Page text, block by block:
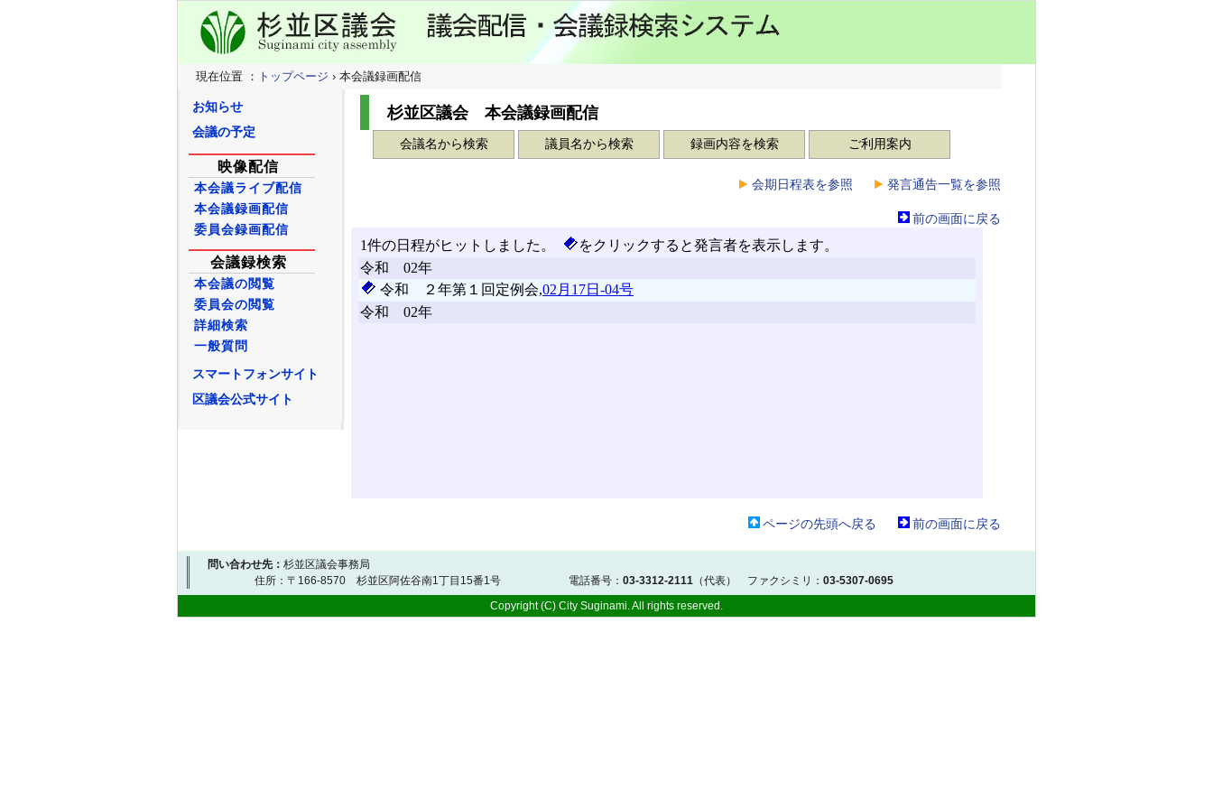
現在位置 ： トップページ › 本会議録画配信
杉並区議会 本会議録画配信
会議名から検索 議員名から検索 録画内容を検索 ご利用案内
会期日程表を参照 発言通告一覧を参照
前の画面に戻る
ページの先頭へ戻る 前の画面に戻る
お知らせ
会議の予定
映像配信
本会議ライブ配信
本会議録画配信
委員会録画配信
会議録検索
本会議の閲覧
委員会の閲覧
詳細検索
一般質問
スマートフォンサイト
区議会公式サイト
問い合わせ先： 杉並区議会事務局
住所：〒166-8570 杉並区阿佐谷南1丁目15番1号 電話番号： 03-3312-2111 （代表） ファクシミリ： 03-5307-0695
Copyright (C) City Suginami. All rights reserved.